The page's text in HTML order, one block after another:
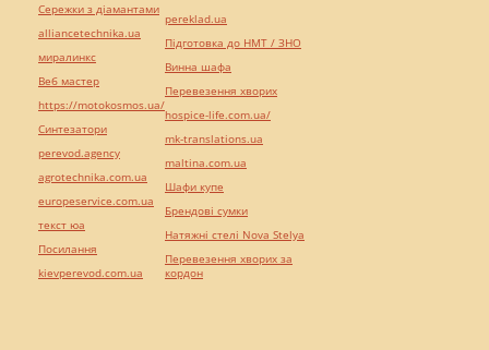
Сережки з діамантами
alliancetechnika.ua
миралинкс
Веб мастер
https://motokosmos.ua/
Синтезатори
perevod.agency
agrotechnika.com.ua
europeservice.com.ua
текст юа
Посилання
kievperevod.com.ua
pereklad.ua
Підготовка до НМТ / ЗНО
Винна шафа
Перевезення хворих
hospice-life.com.ua/
mk-translations.ua
maltina.com.ua
Шафи купе
Брендові сумки
Натяжні стелі Nova Stelya
Перевезення хворих за
кордон